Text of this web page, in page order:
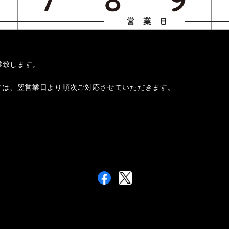
します。
、翌営業日より順次ご対応させていただきます。